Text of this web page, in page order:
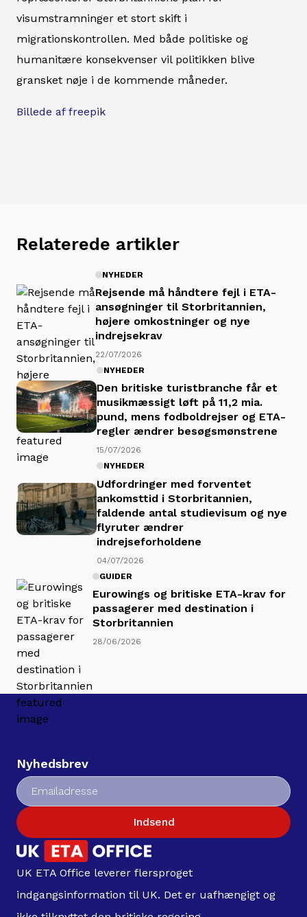
visumstramninger et stort skift i
migrationskontrollen. Med både politiske og
humanitære konsekvenser vil politikken blive
gransket nøje i de kommende måneder.
Billede af freepik
Relaterede artikler
NYHEDER
Rejsende må håndtere fejl i ETA-
ansøgninger til Storbritannien,
højere omkostninger og nye
indrejsekrav
22/07/2026
NYHEDER
Den britiske turistbranche får et
musikmæssigt løft på 11,2 mia.
pund, mens fodboldrejser og ETA-
regler ændrer besøgsmønstrene
15/07/2026
NYHEDER
Udfordringer med forventet
ankomsttid i Storbritannien,
faldende antal studievisum og nye
flyruter ændrer
indrejseforholdene
04/07/2026
GUIDER
Eurowings og britiske ETA-krav for
passagerer med destination i
Storbritannien
28/06/2026
Nyhedsbrev
Indsend
UK ETA Office leverer flersproget
indgangsinformation til UK. Det er uafhængigt og